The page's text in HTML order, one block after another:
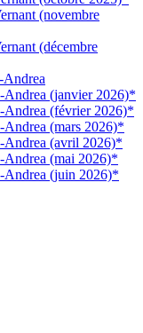
(novembre
(décembre
Andrea
Andrea (janvier 2026)*
Andrea (février 2026)*
Andrea (mars 2026)*
Andrea (avril 2026)*
Andrea (mai 2026)*
Andrea (juin 2026)*